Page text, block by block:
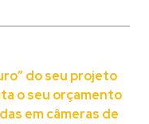
do seu projeto
o seu orçamento
em câmeras de